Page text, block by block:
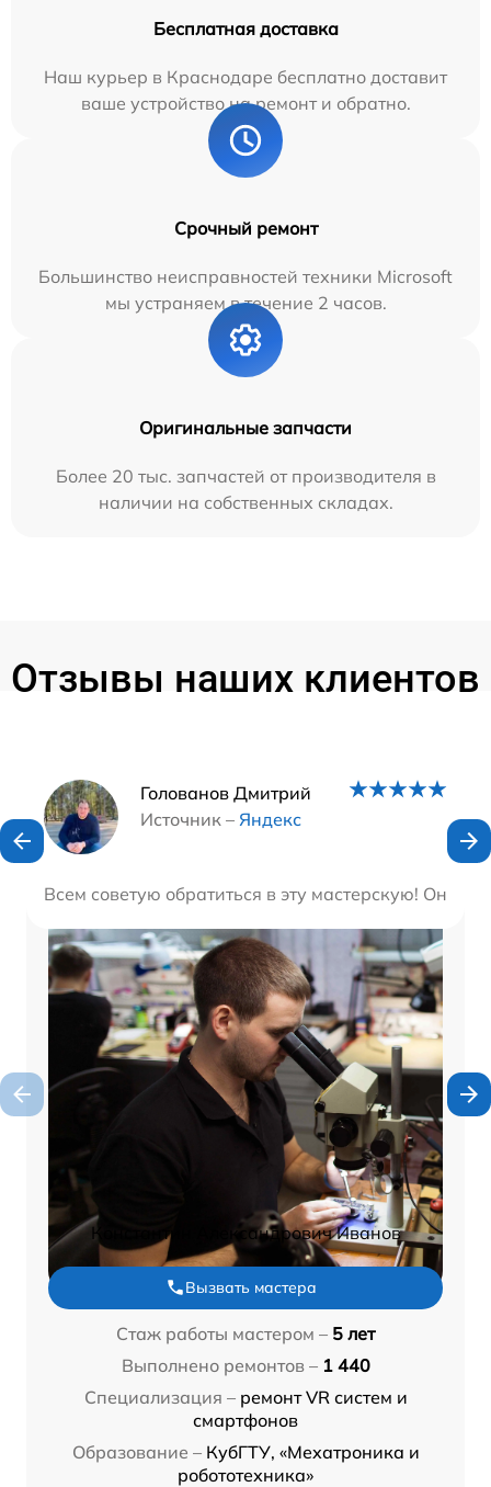
Бесплатная доставка
Наш курьер в Краснодаре бесплатно доставит
ваше устройство на ремонт и обратно.
Срочный ремонт
Большинство неисправностей техники Microsoft
мы устраняем в течение 2 часов.
Оригинальные запчасти
Более 20 тыс. запчастей от производителя в
наличии на собственных складах.
Отзывы наших клиентов
Голованов Дмитрий
Источник – Яндекс
Всем советую обратиться в эту мастерскую! Они
Наши мастера
Константин Александрович Иванов
Вызвать мастера
Стаж работы мастером – 5 лет
Выполнено ремонтов – 1 440
Специализация – ремонт VR систем и
смартфонов
Образование – КубГТУ, «Мехатроника и
робототехника»